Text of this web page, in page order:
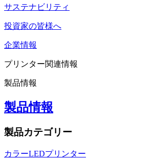
サステナビリティ
投資家の皆様へ
企業情報
プリンター関連情報
製品情報
製品情報
製品カテゴリー
カラーLEDプリンター